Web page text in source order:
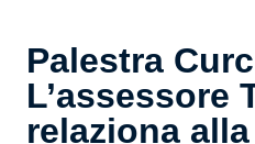
Palestra
L’assessore
relaziona